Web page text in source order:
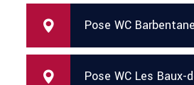
Pose WC Barbentane
Pose WC Les Baux-